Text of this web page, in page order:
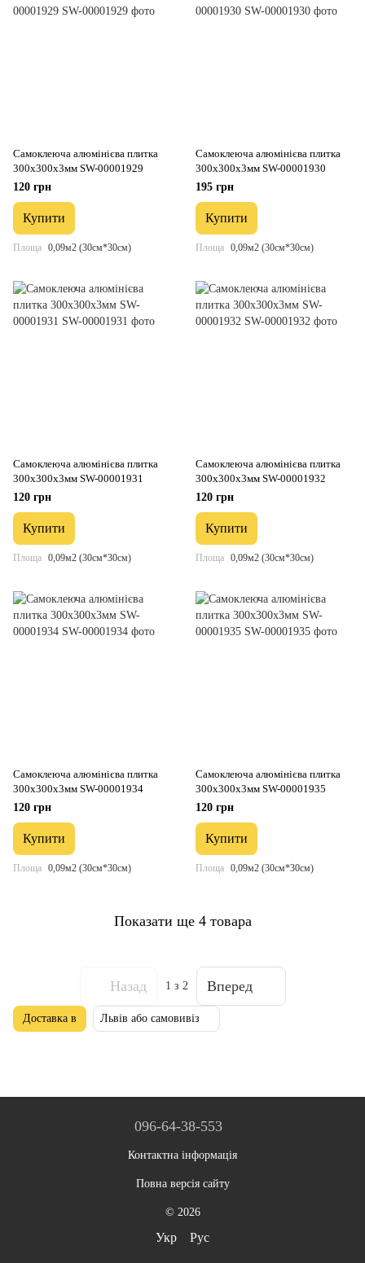
Самоклеюча алюмінієва плитка
300х300х3мм SW-00001929
120 грн
Купити
Площа 0,09м2 (30см*30см)
Самоклеюча алюмінієва плитка
300х300х3мм SW-00001930
195 грн
Купити
Площа 0,09м2 (30см*30см)
Самоклеюча алюмінієва плитка
300х300х3мм SW-00001931
120 грн
Купити
Площа 0,09м2 (30см*30см)
Самоклеюча алюмінієва плитка
300х300х3мм SW-00001932
120 грн
Купити
Площа 0,09м2 (30см*30см)
Самоклеюча алюмінієва плитка
300х300х3мм SW-00001934
120 грн
Купити
Площа 0,09м2 (30см*30см)
Самоклеюча алюмінієва плитка
300х300х3мм SW-00001935
120 грн
Купити
Площа 0,09м2 (30см*30см)
Показати ще 4 товара
Назад 1 з 2 Вперед
Доставка в Львів або самовивіз
096-64-38-553
Контактна інформація
Повна версія сайту
© 2026
Укр Рус